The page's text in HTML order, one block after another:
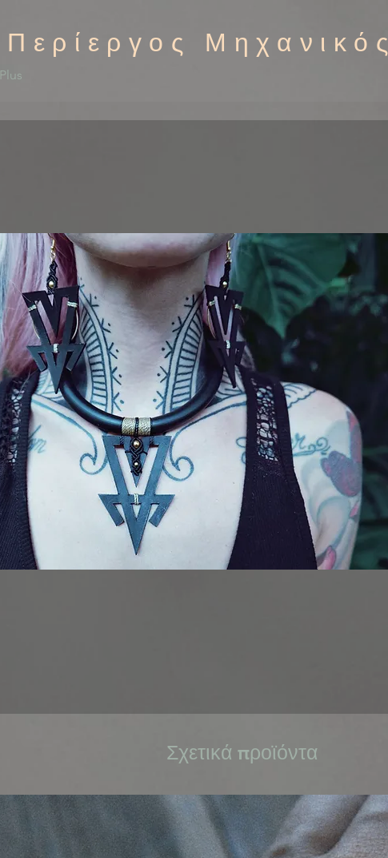
Plus
Περίεργος Μηχανικός
Σχετικά προϊόντα